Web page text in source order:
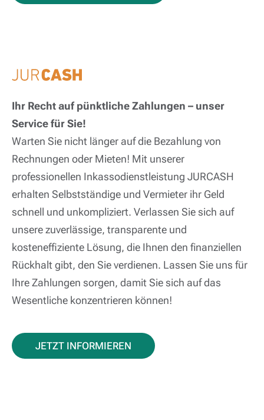
Ihr Recht auf pünktliche Zahlungen – unser
Service für Sie!
Warten Sie nicht länger auf die Bezahlung von
Rechnungen oder Mieten! Mit unserer
professionellen Inkassodienstleistung JURCASH
erhalten Selbstständige und Vermieter ihr Geld
schnell und unkompliziert. Verlassen Sie sich auf
unsere zuverlässige, transparente und
kosteneffiziente Lösung, die Ihnen den finanziellen
Rückhalt gibt, den Sie verdienen. Lassen Sie uns für
Ihre Zahlungen sorgen, damit Sie sich auf das
Wesentliche konzentrieren können!
JETZT INFORMIEREN